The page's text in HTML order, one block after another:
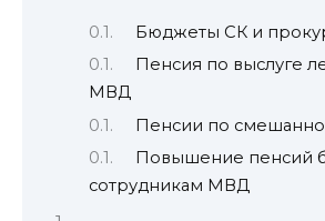
Бюджеты СК и
Пенсия по выслуге
МВД
Пенсии по
Повышение пенсий
сотрудникам МВД